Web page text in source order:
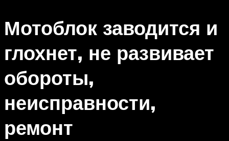
Мотоблок заводится и
глохнет, не развивает
обороты,
неисправности,
ремонт